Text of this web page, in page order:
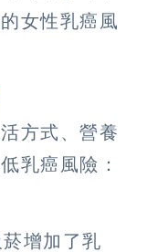
女性乳癌風
方式、營養
乳癌風險：
增加了乳